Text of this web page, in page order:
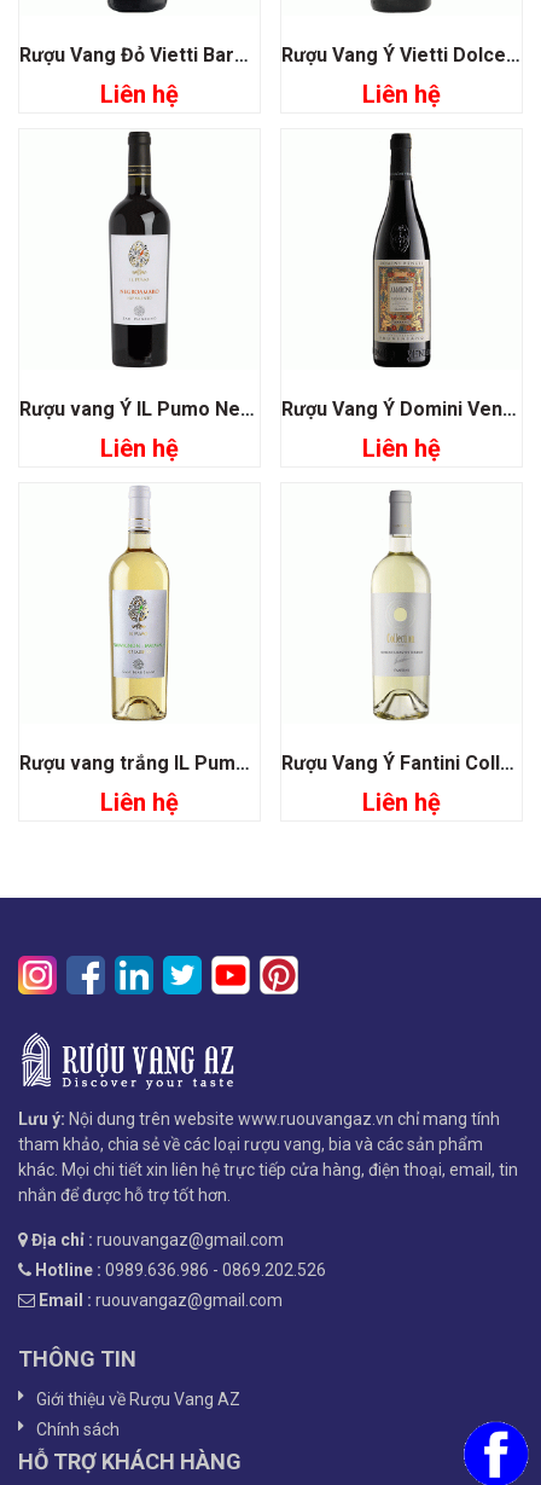
Rượu Vang Đỏ Vietti Barolo Castiglione
Liên hệ
Rượu Vang Ý Vietti Dolcetto D’alba Tre Vigne
Liên hệ
Rượu vang Ý IL Pumo Negroamaro San Marzano
Liên hệ
Rượu Vang Ý Domini Veniti Classico Amarone
Liên hệ
Rượu vang trắng IL Pumo Sauvignon Malvasia
Liên hệ
Rượu Vang Ý Fantini Collection Blend
Liên hệ
Lưu ý: Nội dung trên website www.ruouvangaz.vn chỉ mang tính
tham khảo, chia sẻ về các loại rượu vang, bia và các sản phẩm
khác. Mọi chi tiết xin liên hệ trực tiếp cửa hàng, điện thoại, email, tin
nhắn để được hỗ trợ tốt hơn.
Địa chỉ : ruouvangaz@gmail.com
Hotline : 0989.636.986 - 0869.202.526
Email : ruouvangaz@gmail.com
THÔNG TIN
Giới thiệu về Rượu Vang AZ
Chính sách
HỖ TRỢ KHÁCH HÀNG